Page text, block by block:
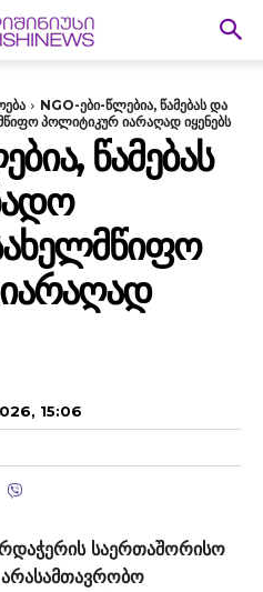
NGO-ები-წლებია, წამებას და
პოლიტიკურ იარაღად იყენებს
ᲬᲐᲛᲔᲑᲐᲡ
15:06
საერთაშორისო